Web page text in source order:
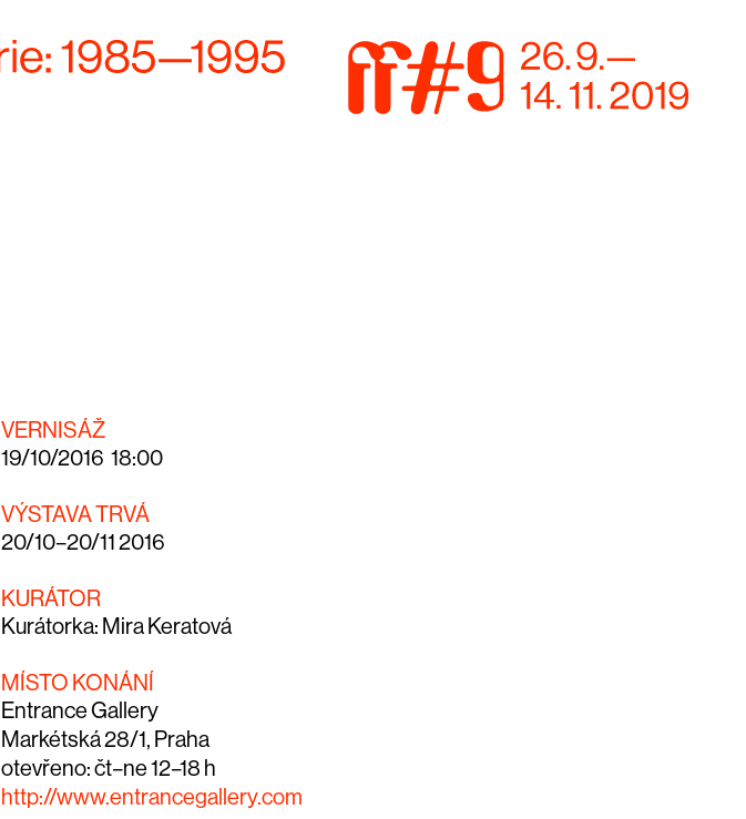
VERNISÁŽ
19/10/2016 18:00
VÝSTAVA TRVÁ
20/10–20/11 2016
KURÁTOR
Kurátorka: Mira Keratová
MÍSTO KONÁNÍ
Entrance Gallery
Markétská 28/1, Praha
otevřeno: čt–ne 12–18 h
http://www.entrancegallery.com